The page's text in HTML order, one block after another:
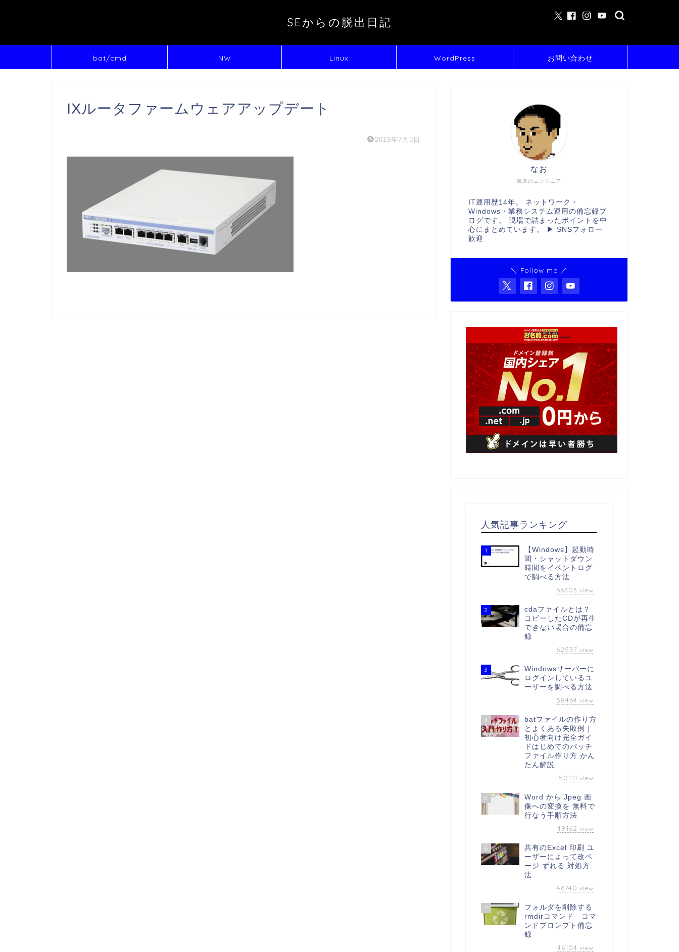
SEからの脱出日記
bat/cmd NW Linux WordPress お問い合わせ
IXルータファームウェアアップデート
2019年7月3日
風来のエンジニア
なお
IT運用歴14年。 ネットワーク・
Windows・業務システム運用の備忘録ブ
ログです。 現場で詰まったポイントを中
心にまとめています。 ▶ SNSフォロー
歓迎
＼ Follow me ／
人気記事ランキング
1
【Windows】起動時
間・シャットダウン
時間をイベントログ
で調べる方法
66303 view
2
cdaファイルとは？
コピーしたCDが再生
できない場合の備忘
録
62537 view
3
Windowsサーバーに
ログインしているユ
ーザーを調べる方法
58464 view
4
batファイルの作り方
とよくある失敗例｜
初心者向け完全ガイ
ドはじめてのバッチ
ファイル作り方 かん
たん解説
50111 view
5
Word から Jpeg 画
像への変換を 無料で
行なう手順方法
49162 view
6
共有のExcel 印刷 ユ
ーザーによって改ペ
ージ ずれる 対処方
法
46740 view
7
フォルダを削除する
rmdirコマンド コマ
ンドプロンプト備忘
録
46104 view